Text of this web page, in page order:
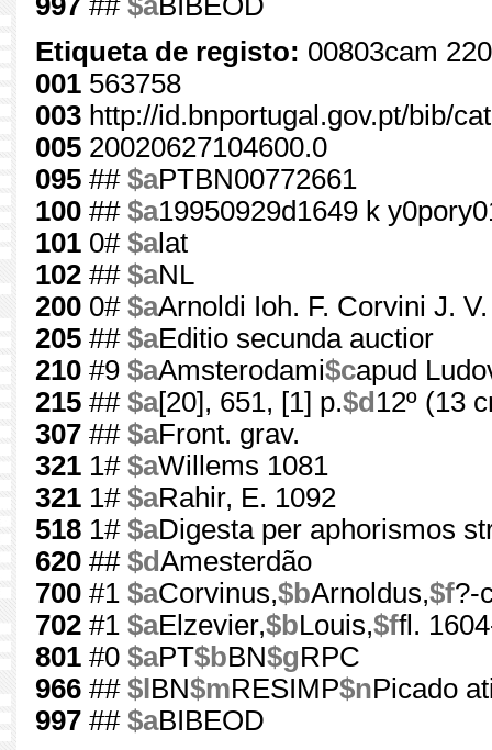
Etiqueta de registo: 00803cam
001 563758
003 http://id.bnportugal.gov.pt/bib/
005 20020627104600.0
095 ## $aPTBN00772661
100 ## $a19950929d1649 k
101 0# $alat
102 ## $aNL
200 0# $aArnoldi Ioh. F. Corvini J.
205 ## $aEditio secunda auctior
210 #9 $aAmsterodami$capud
215 ## $a[20], 651, [1] p.$d 12º (13
307 ## $aFront. grav.
321 1# $aWillems 1081
321 1# $aRahir, E. 1092
518 1# $aDigesta per aphorismos
620 ## $dAmesterdão
700 #1 $aCorvinus,$bArnoldus,$f?-
702 #1 $aElzevier,$bLouis,$ffl.
801 #0 $aPT$bBN$gRPC
966 ## $l BN$mRESIMP$nPicado
997 ## $aBIBEOD